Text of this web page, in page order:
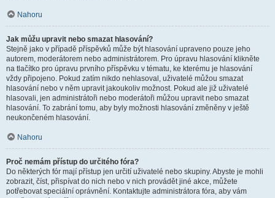
Nahoru
Jak můžu upravit nebo smazat hlasování?
Stejně jako v případě příspěvků může být hlasování upraveno pouze jeho
autorem, moderátorem nebo administrátorem. Pro úpravu hlasování klikněte
na tlačítko pro úpravu prvního příspěvku v tématu, ke kterému je hlasování
vždy připojeno. Pokud zatím nikdo nehlasoval, uživatelé můžou smazat
hlasování nebo v něm upravit jakoukoliv možnost. Pokud ale již uživatelé
hlasovali, jen administrátoři nebo moderátoři můžou upravit nebo smazat
hlasování. To zabrání tomu, aby byly možnosti hlasování změněny v ještě
neukončeném hlasování.
Nahoru
Proč nemám přístup do určitého fóra?
Do některých fór mají přístup jen určití uživatelé nebo skupiny. Abyste je mohli
zobrazit, číst, přispívat do nich nebo v nich provádět jiné akce, můžete
potřebovat speciální oprávnění. Kontaktujte administrátora fóra, aby vám